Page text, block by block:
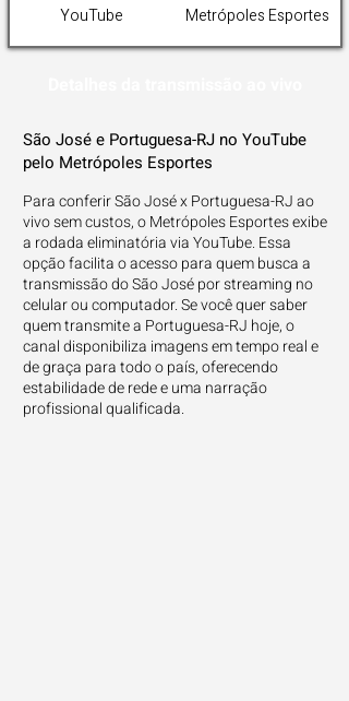
YouTube Metrópoles Esportes
São José e Portuguesa-RJ no YouTube
pelo Metrópoles Esportes
Para conferir São José x Portuguesa-RJ ao
vivo sem custos, o Metrópoles Esportes exibe
a rodada eliminatória via YouTube. Essa
opção facilita o acesso para quem busca a
transmissão do São José por streaming no
celular ou computador. Se você quer saber
quem transmite a Portuguesa-RJ hoje, o
canal disponibiliza imagens em tempo real e
de graça para todo o país, oferecendo
estabilidade de rede e uma narração
profissional qualificada.